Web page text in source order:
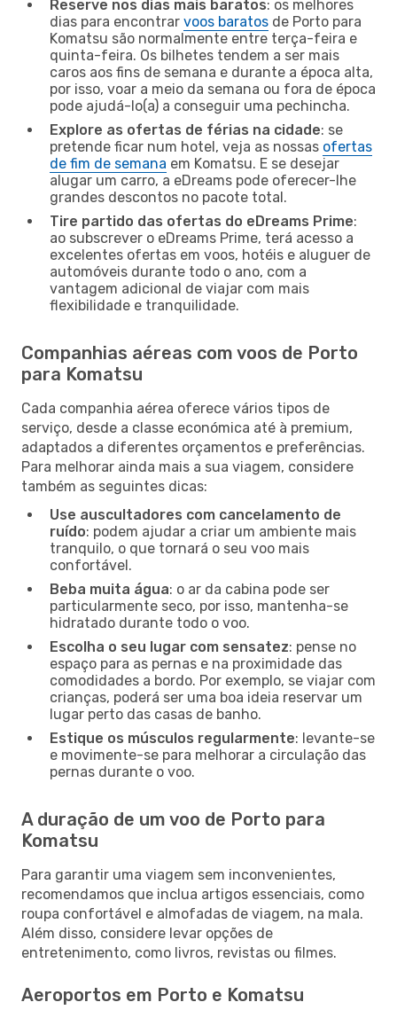
Reserve nos dias mais baratos: os melhores
dias para encontrar voos baratos de Porto para
Komatsu são normalmente entre terça-feira e
quinta-feira. Os bilhetes tendem a ser mais
caros aos fins de semana e durante a época alta,
por isso, voar a meio da semana ou fora de época
pode ajudá-lo(a) a conseguir uma pechincha.
Explore as ofertas de férias na cidade: se
pretende ficar num hotel, veja as nossas ofertas
de fim de semana em Komatsu. E se desejar
alugar um carro, a eDreams pode oferecer-lhe
grandes descontos no pacote total.
Tire partido das ofertas do eDreams Prime:
ao subscrever o eDreams Prime, terá acesso a
excelentes ofertas em voos, hotéis e aluguer de
automóveis durante todo o ano, com a
vantagem adicional de viajar com mais
flexibilidade e tranquilidade.
Companhias aéreas com voos de Porto
para Komatsu
Cada companhia aérea oferece vários tipos de
serviço, desde a classe económica até à premium,
adaptados a diferentes orçamentos e preferências.
Para melhorar ainda mais a sua viagem, considere
também as seguintes dicas:
Use auscultadores com cancelamento de
ruído: podem ajudar a criar um ambiente mais
tranquilo, o que tornará o seu voo mais
confortável.
Beba muita água: o ar da cabina pode ser
particularmente seco, por isso, mantenha-se
hidratado durante todo o voo.
Escolha o seu lugar com sensatez: pense no
espaço para as pernas e na proximidade das
comodidades a bordo. Por exemplo, se viajar com
crianças, poderá ser uma boa ideia reservar um
lugar perto das casas de banho.
Estique os músculos regularmente: levante-se
e movimente-se para melhorar a circulação das
pernas durante o voo.
A duração de um voo de Porto para
Komatsu
Para garantir uma viagem sem inconvenientes,
recomendamos que inclua artigos essenciais, como
roupa confortável e almofadas de viagem, na mala.
Além disso, considere levar opções de
entretenimento, como livros, revistas ou filmes.
Aeroportos em Porto e Komatsu